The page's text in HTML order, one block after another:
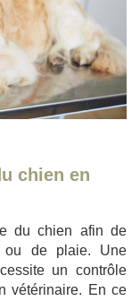
chien en
du chien afin de
ou de plaie. Une
un contrôle
vétérinaire. En ce